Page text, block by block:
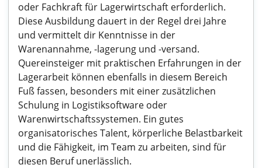
oder Fachkraft für Lagerwirtschaft erforderlich.
Diese Ausbildung dauert in der Regel drei Jahre
und vermittelt dir Kenntnisse in der
Warenannahme, -lagerung und -versand.
Quereinsteiger mit praktischen Erfahrungen in der
Lagerarbeit können ebenfalls in diesem Bereich
Fuß fassen, besonders mit einer zusätzlichen
Schulung in Logistiksoftware oder
Warenwirtschaftssystemen. Ein gutes
organisatorisches Talent, körperliche Belastbarkeit
und die Fähigkeit, im Team zu arbeiten, sind für
diesen Beruf unerlässlich.